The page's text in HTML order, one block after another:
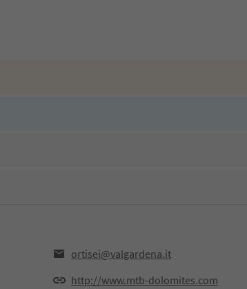
ortisei@valgardena.it
http://www.mtb-dolomites.com